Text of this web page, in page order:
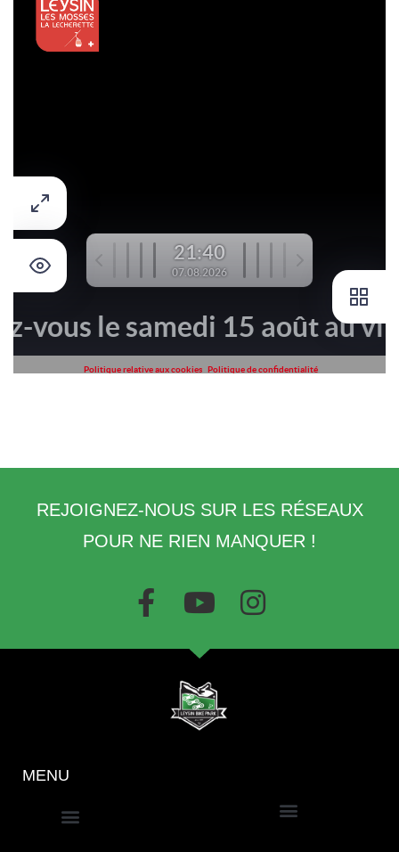
REJOIGNEZ-NOUS SUR LES RÉSEAUX
POUR NE RIEN MANQUER !
MENU